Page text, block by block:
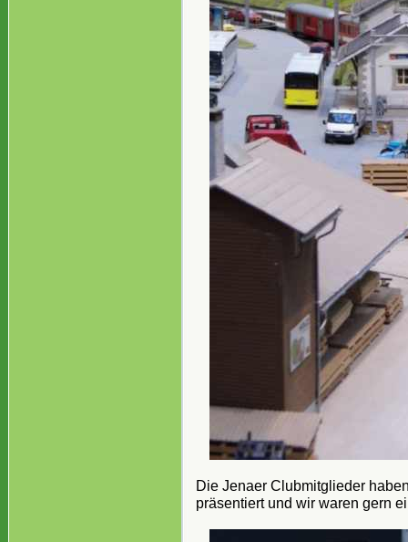
Die Jenaer Clubmitglieder
präsentiert und wir waren gern